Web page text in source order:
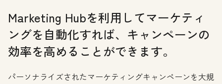
Marketing Hubを利用してマーケティ
ングを自動化すれば、キャンペーンの
効率を高めることができます。
パーソナライズされたマーケティングキャンペーンを大規